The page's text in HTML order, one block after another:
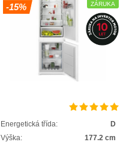
-15%
ZÁRUKA
Energetická třída:
D
Výška:
177.2 cm